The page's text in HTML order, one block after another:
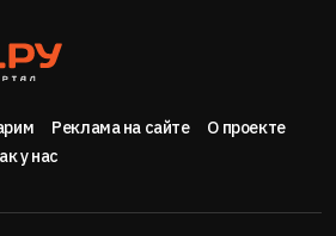
Реклама на сайте
О проекте
у нас